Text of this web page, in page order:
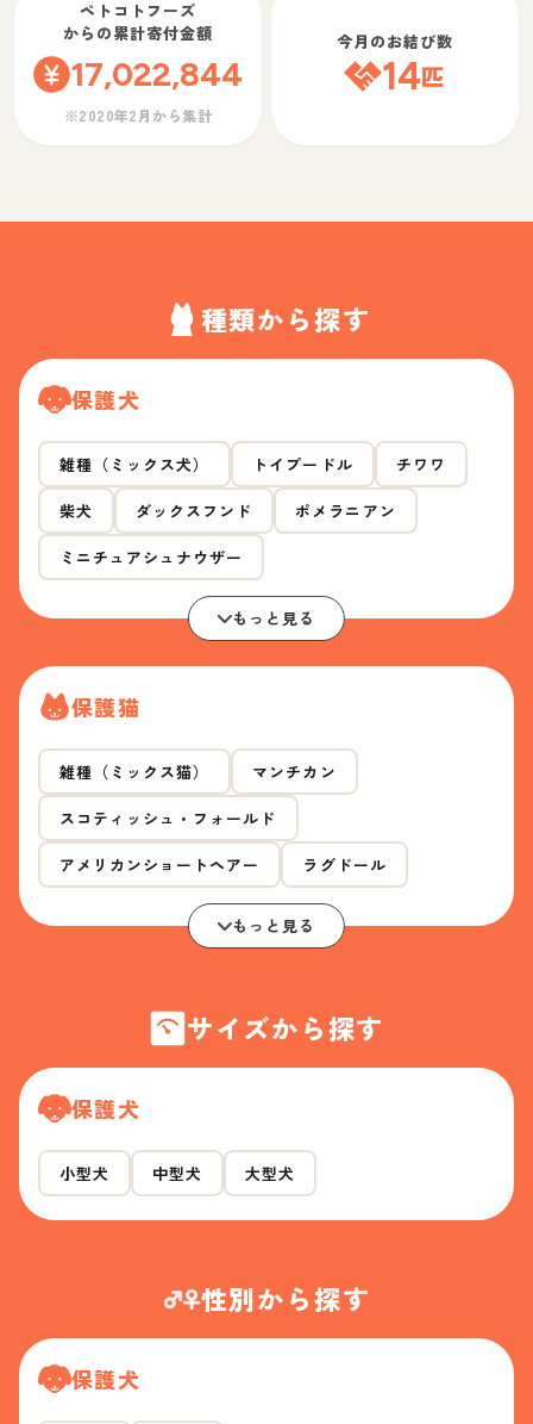
ペトコトフーズ
からの累計寄付金額
17,022,844
※2020年2月から集計
今月のお結び数
14匹
種類から探す
保護犬
雑種（ミックス犬） トイプードル チワワ
柴犬 ダックスフンド ポメラニアン
ミニチュアシュナウザー
もっと見る
保護猫
雑種（ミックス猫） マンチカン
スコティッシュ・フォールド
アメリカンショートヘアー ラグドール
もっと見る
サイズから探す
保護犬
小型犬 中型犬 大型犬
性別から探す
保護犬